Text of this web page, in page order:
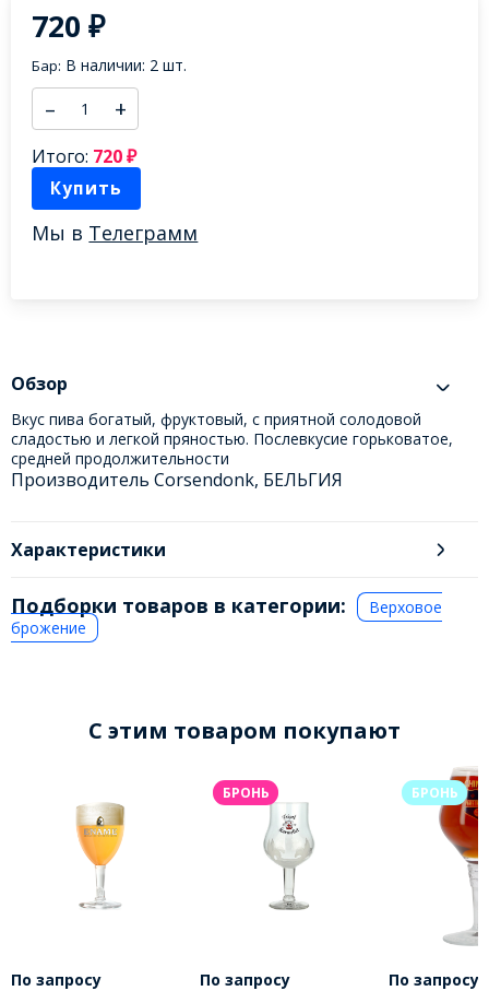
720₽
Бар: В наличии: 2 шт.
– +
Итого: 720₽
Купить
Мы в Телеграмм
Обзор
Вкус пива богатый, фруктовый, с приятной солодовой
сладостью и легкой пряностью. Послевкусие горьковатое,
средней продолжительности
Производитель Corsendonk, БЕЛЬГИЯ
Характеристики
Подборки товаров в категории:
Верховое
брожение
C этим товаром покупают
По запросу
БРОНЬ
По запросу
БРОНЬ
По запросу